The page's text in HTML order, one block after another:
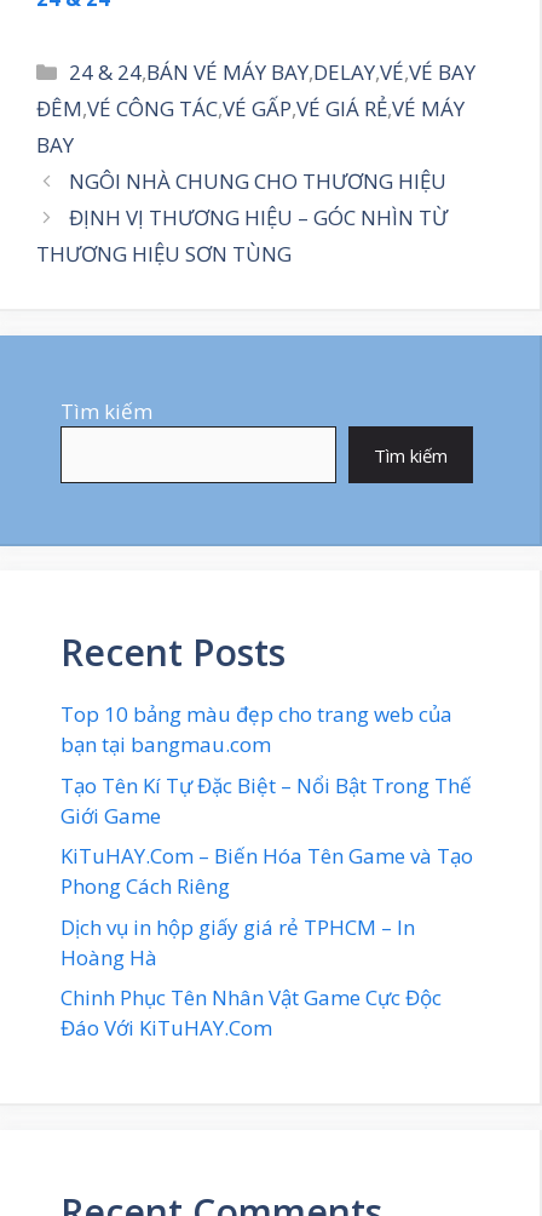
Danh
mục
24 & 24,BÁN VÉ MÁY BAY,DELAY,VÉ,VÉ BAY
ĐÊM,VÉ CÔNG TÁC,VÉ GẤP,VÉ GIÁ RẺ,VÉ MÁY
BAY
NGÔI NHÀ CHUNG CHO THƯƠNG HIỆU
ĐỊNH VỊ THƯƠNG HIỆU – GÓC NHÌN TỪ
THƯƠNG HIỆU SƠN TÙNG
Tìm kiếm
Tìm kiếm
Recent Posts
Top 10 bảng màu đẹp cho trang web của
bạn tại bangmau.com
Tạo Tên Kí Tự Đặc Biệt – Nổi Bật Trong Thế
Giới Game
KiTuHAY.Com – Biến Hóa Tên Game và Tạo
Phong Cách Riêng
Dịch vụ in hộp giấy giá rẻ TPHCM – In
Hoàng Hà
Chinh Phục Tên Nhân Vật Game Cực Độc
Đáo Với KiTuHAY.Com